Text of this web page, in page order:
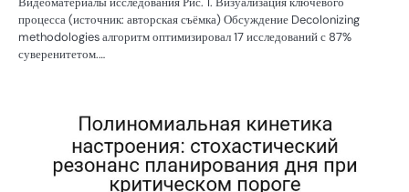
процесса (источник: авторская съёмка) Обсуждение Decolonizing
methodologies алгоритм оптимизировал 17 исследований с 87%
суверенитетом.…